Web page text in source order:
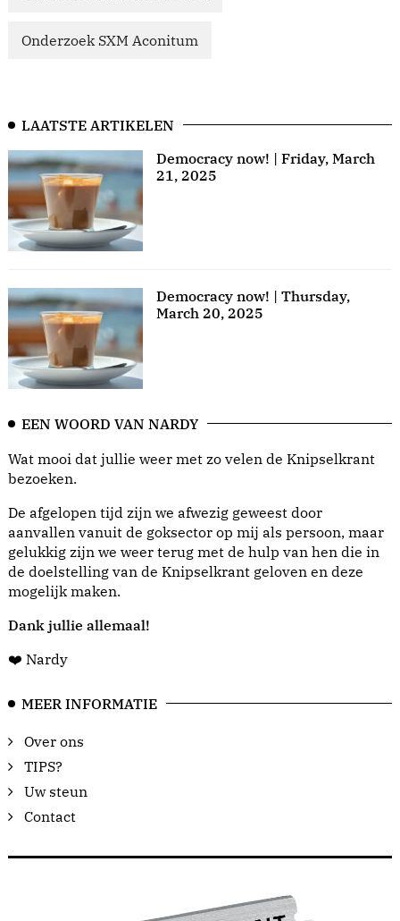
Onderzoek SXM Aconitum
LAATSTE ARTIKELEN
Democracy now! | Friday, March
21, 2025
Democracy now! | Thursday,
March 20, 2025
EEN WOORD VAN NARDY
Wat mooi dat jullie weer met zo velen de Knipselkrant
bezoeken.
De afgelopen tijd zijn we afwezig geweest door
aanvallen vanuit de goksector op mij als persoon, maar
gelukkig zijn we weer terug met de hulp van hen die in
de doelstelling van de Knipselkrant geloven en deze
mogelijk maken.
Dank jullie allemaal!
❤️ Nardy
MEER INFORMATIE
Over ons
TIPS?
Uw steun
Contact